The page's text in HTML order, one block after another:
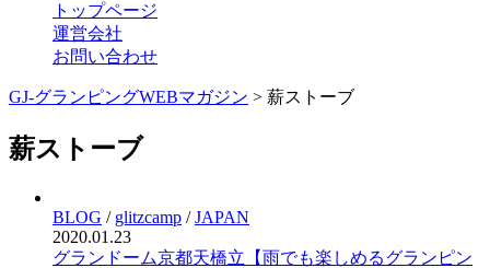
トップページ
運営会社
お問い合わせ
GJ-グランピングWEBマガジン > 薪ストーブ
薪ストーブ
BLOG / glitzcamp /JAPAN
2020.01.23
グランドーム京都天橋立【雨でも楽しめるグランピン